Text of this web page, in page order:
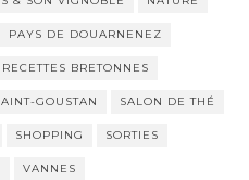
PAYS DE DOUARNENEZ
RECETTES BRETONNES
GOUSTAN SALON DE THÉ
SHOPPING SORTIES
VANNES